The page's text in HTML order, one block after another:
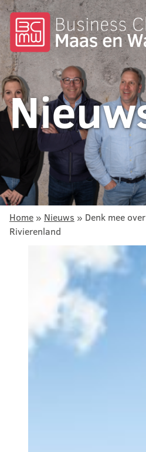
Home » Nieuws » Denk mee
Rivierenland